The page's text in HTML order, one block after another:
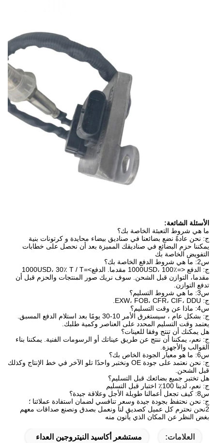
الأسئلة الشائعة:
ما هي شروط التعبئة الخاصة بك؟
ج: نحن عادةً نضع بضائعنا في صناديق بيضاء محايدة و كرتونات بنية
يمكننا حزم البضائع في صناديقك المميزة بعد أن نحصل على خطابات
التفويض الخاصة بك
س2: ما هي شروط الدفع الخاصة بك؟
ج: الدفع <=1000USD، 100٪ مقدما. الدفع>=1000USD، 30٪ T / T
مقدما، التوازن قبل الشحن. سوف نريك صور المنتجات والحزم قبل أن
تدفع التوازن.
س3: ما هي شروط التسليم؟
ج: EXW، FOB، CFR، CIF، DDU.
س4: ماذا عن وقت التسليم؟
ج: بشكل عام ، سيستغرق الأمر 10-30 يومًا بعد استلام الدفع المسبق.
يعتمد وقت التسليم المحدد على العناصر وكمية طلبك.
هل يمكنك أن تنتج وفقا للعينات؟
ج: نعم، يمكننا أن ننتج عن طريق عيناتك أو الرسومات الفنية. يمكننا بناء
القوالب والأجهزة.
س6: ما هو معيار الجودة الخاص بك؟
ج: نحن نعتمد على جودة OE ونختبر واحدًا تلو الآخر في خط الإنتاج وكذلك
قبل الشحن.
هل تختبر جميع بضائعك قبل التسليم؟
ج: نعم، لدينا 100٪ اختبار قبل التسليم
س8: كيف تجعل أعمالنا طويلة الأجل وعلاقة جيدة؟
ج: نحن نحتفظ بجودة جيدة وسعر تنافسي لضمان استفادة عملائنا ؛
2نحن نحترم كل عميل كصديق لنا ونعمل بصدق ونصنع صداقات معهم
بغض النظر عن المكان الذي يأتون منه
العلامات: مستشعر أكاسيد النيتروجين العداء